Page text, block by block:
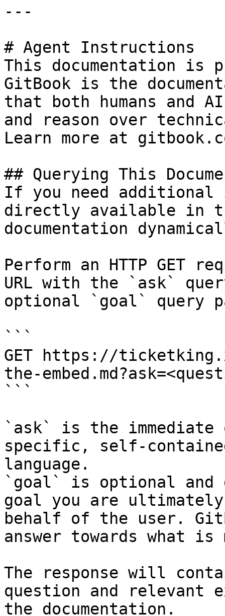
---
# Agent Instructions
This documentation is
GitBook is the
that both humans and
and reason over
Learn more at
## Querying This
If you need
directly available in
documentation
Perform an HTTP GET
URL with the `ask`
optional `goal` query
```
GET https://
the-
```
`ask` is the
specific, self-
language.
`goal` is optional and
goal you are
behalf of the user.
answer towards what
The response will
question and relevant
the documentation.